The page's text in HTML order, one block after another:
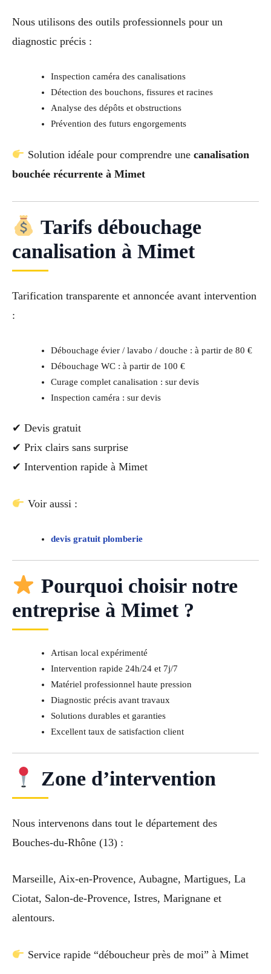
Nous utilisons des outils professionnels pour un
diagnostic précis :
Inspection caméra des canalisations
Détection des bouchons, fissures et racines
Analyse des dépôts et obstructions
Prévention des futurs engorgements
Solution idéale pour comprendre une canalisation
bouchée récurrente à Mimet
Tarifs débouchage
canalisation à Mimet
Tarification transparente et annoncée avant intervention
:
Débouchage évier / lavabo / douche : à partir de 80 €
Débouchage WC : à partir de 100 €
Curage complet canalisation : sur devis
Inspection caméra : sur devis
✔ Devis gratuit
✔ Prix clairs sans surprise
✔ Intervention rapide à Mimet
Voir aussi :
devis gratuit plomberie
Pourquoi choisir notre
entreprise à Mimet ?
Artisan local expérimenté
Intervention rapide 24h/24 et 7j/7
Matériel professionnel haute pression
Diagnostic précis avant travaux
Solutions durables et garanties
Excellent taux de satisfaction client
Zone d’intervention
Nous intervenons dans tout le département des
Bouches-du-Rhône (13) :
Marseille, Aix-en-Provence, Aubagne, Martigues, La
Ciotat, Salon-de-Provence, Istres, Marignane et
alentours.
Service rapide “déboucheur près de moi” à Mimet